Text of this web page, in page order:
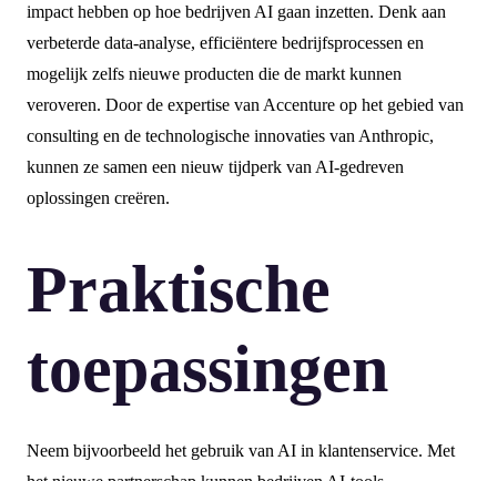
impact hebben op hoe bedrijven AI gaan inzetten. Denk aan
verbeterde data-analyse, efficiëntere bedrijfsprocessen en
mogelijk zelfs nieuwe producten die de markt kunnen
veroveren. Door de expertise van Accenture op het gebied van
consulting en de technologische innovaties van Anthropic,
kunnen ze samen een nieuw tijdperk van AI-gedreven
oplossingen creëren.
Praktische
toepassingen
Neem bijvoorbeeld het gebruik van AI in klantenservice. Met